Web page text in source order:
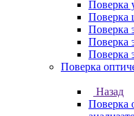
Поверка
Поверка
Поверка
Поверка
Поверка
Поверка
Назад
Поверка